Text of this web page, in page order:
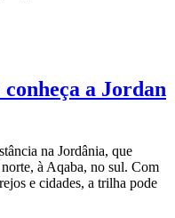
a Jordan
na Jordânia, que
à Aqaba, no sul. Com
e cidades, a trilha pode